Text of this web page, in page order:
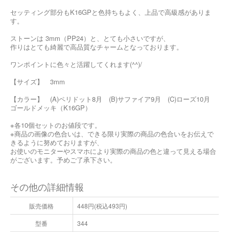
セッティング部分もK16GPと色持ちもよく、上品で高級感がありま
す。
ストーンは 3mm（PP24）と、とても小さいですが、
作りはとても綺麗で高品質なチャームとなっております。
ワンポイントに色々と活躍してくれます(^^)/
【サイズ】 3mm
【カラー】 (A)ペリドット8月 (B)サファイア9月 (C)ローズ10月
ゴールドメッキ（K16GP）
※各10個セットのお値段です。
※商品の画像の色合いは、できる限り実際の商品の色合いをお伝えで
きるように努めておりますが、
お使いのモニターやスマホにより実際の商品の色と違って見える場合
がございます。予めご了承下さい。
その他の詳細情報
販売価格
448円(税込493円)
型番
344